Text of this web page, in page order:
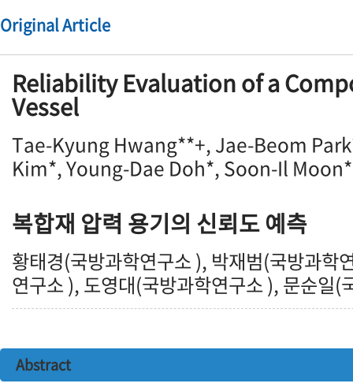
Original Article
Reliability Evaluation of a
Vessel
Tae-Kyung Hwang**+, Jae-Beom
Kim*, Young-Dae Doh*, Soon-Il Moon*
복합재 압력 용기의 신뢰도 예측
황태경(국방과학연구소 ), 박재범(국방과학
연구소 ), 도영대(국방과학연구소 ), 문순일(
Abstract